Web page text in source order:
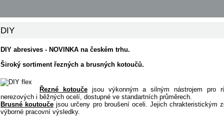
DIY
DIY abresives - NOVINKA na českém trhu.
Široký sortiment řezných a brusných kotoučů.
Řezné kotoučejsou výkonným a silným nástrojem pro
nerezových i běžných ocelí, dostupné ve standartních průměrech.
Brusné koutouče jsou určeny pro broušení oceli. Jejich chrakteristickým
výborné pracovní výsledky.